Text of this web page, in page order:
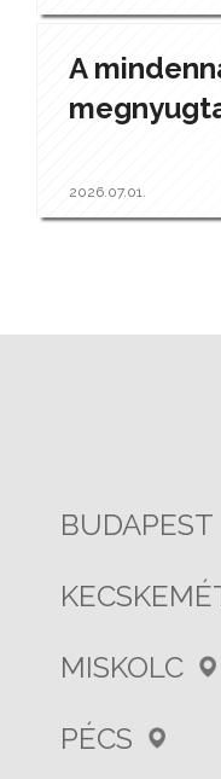
A
2026.07.01.
BUDAPEST
MISKOLC
PÉCS